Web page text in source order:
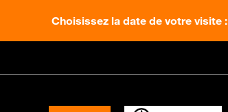
Choisissez la date de votre visite :